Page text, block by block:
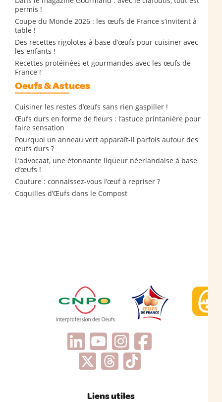
permis !
Coupe du Monde 2026 : les œufs de France s’invitent à
table !
Des recettes rigolotes à base d’œufs pour cuisiner avec
les enfants !
Recettes protéinées et gourmandes avec les œufs de
France !
Oeufs & Astuces
Cuisiner les restes d’œufs sans rien gaspiller !
Œufs durs en forme de fleurs : l’astuce printanière pour
faire sensation
Pourquoi un anneau vert apparaît-il parfois autour des
œufs durs ?
L’advocaat, une étonnante liqueur néerlandaise à base
d’œufs !
Couture : connaissez-vous l’œuf à repriser ?
Coquilles d’Œufs dans le Compost
Liens utiles